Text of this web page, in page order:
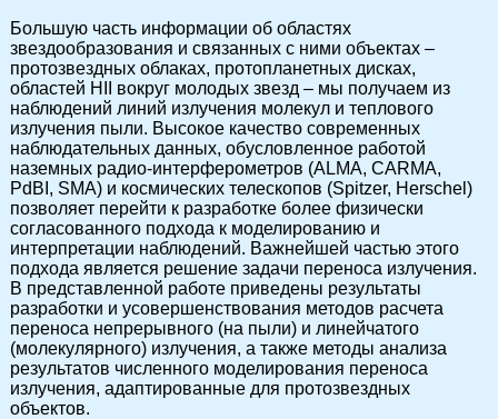
Большую часть информации об областях
звездообразования и связанных с ними объектах –
протозвездных облаках, протопланетных дисках,
областей HII вокруг молодых звезд – мы получаем из
наблюдений линий излучения молекул и теплового
излучения пыли. Высокое качество современных
наблюдательных данных, обусловленное работой
наземных радио-интерферометров (ALMA, CARMA,
PdBI, SMA) и космических телескопов (Spitzer, Herschel)
позволяет перейти к разработке более физически
согласованного подхода к моделированию и
интерпретации наблюдений. Важнейшей частью этого
подхода является решение задачи переноса излучения.
В представленной работе приведены результаты
разработки и усовершенствования методов расчета
переноса непрерывного (на пыли) и линейчатого
(молекулярного) излучения, а также методы анализа
результатов численного моделирования переноса
излучения, адаптированные для протозвездных
объектов.